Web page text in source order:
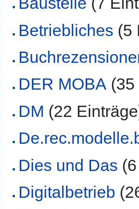
Betriebliches
DER MOBA
DM (22
Dies und Das
Digitalbetrieb